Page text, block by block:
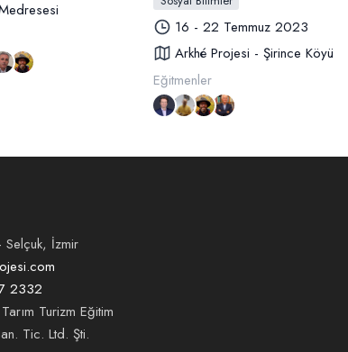
16 - 22 Temmuz 2023
Arkhé Projesi - Şirince Köyü
Eğitmenler
Selçuk, İzmir
2332
Turizm Eğitim
Tic. Ltd. Şti.